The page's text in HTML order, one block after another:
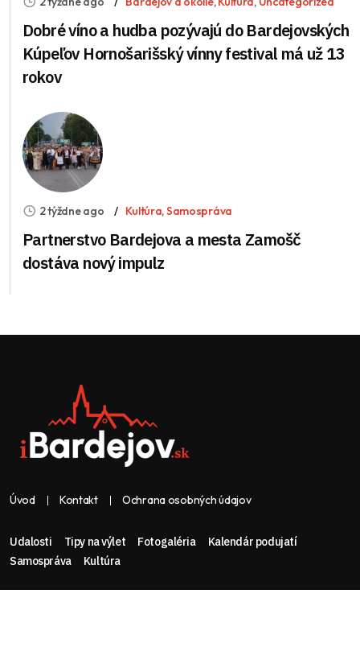
Dobré víno a hudba pozývajú do Bardejovských
Kúpeľov Hornošarišský vínny festival má už 13
rokov
2 týždne ago Kultúra,Samospráva
Partnerstvo Bardejova a mesta Zamošč
dostáva nový impulz
Úvod Kontakt Ochrana osobných údajov
Udalosti Tipy na výlet Fotogaléria
Kalendár podujatí
Samospráva
Kultúra